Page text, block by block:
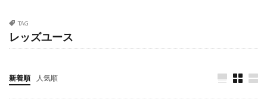
TAG
レッズユース
新着順 人気順
GKコーチ育成コーススタンダード
GKトレーニング
GK専門
GK専門パーソナルトレーニング